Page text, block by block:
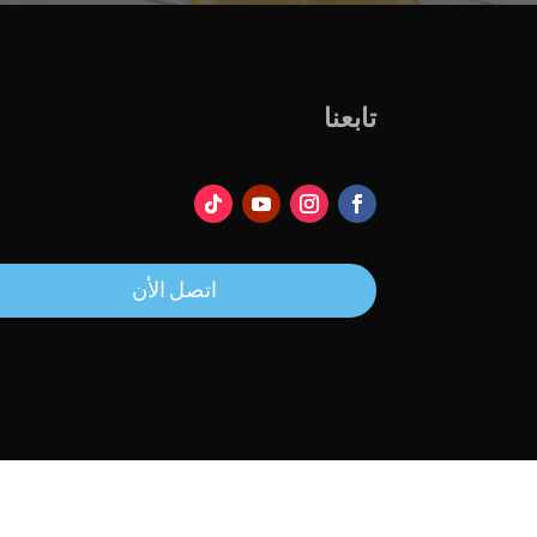
تابعنا
اتصل الأن